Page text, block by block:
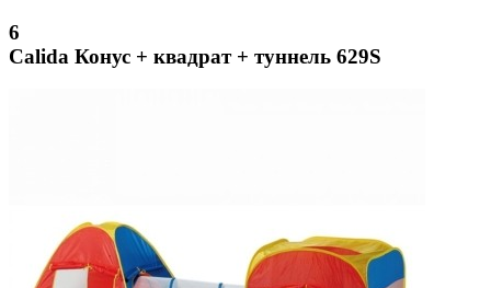
6
Calida Конус + квадрат + туннель 629S